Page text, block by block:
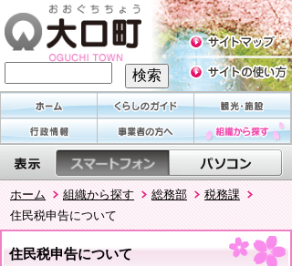
ホーム 組織から探す 総務部
税務課
住民税申告について
住民税申告について